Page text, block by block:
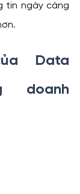
tin ngày càng
Data
doanh